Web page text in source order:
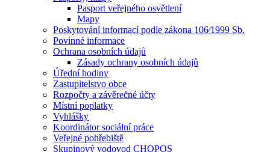
Pasport veřejného osvětlení
Mapy
Poskytování informací podle zákona 106⁄1999 Sb.
Povinné informace
Ochrana osobních údajů
Zásady ochrany osobních údajů
Úřední hodiny
Zastupitelstvo obce
Rozpočty a závěrečné účty
Místní poplatky
Vyhlášky
Koordinátor sociální práce
Veřejné pohřebiště
Skupinový vodovod CHOPOS